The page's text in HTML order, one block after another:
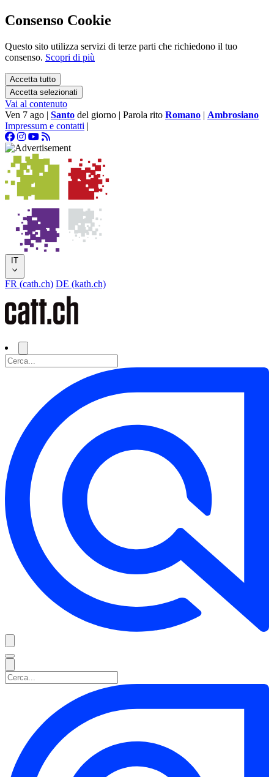
Consenso Cookie
Questo sito utilizza servizi di terze parti che richiedono il tuo
consenso. Scopri di più
Accetta tutto
Accetta selezionati
Vai al contenuto
Ven 7 ago | Santo del giorno | Parola rito Romano | Ambrosiano
Impressum e contatti |
IT
FR (cath.ch) DE (kath.ch)